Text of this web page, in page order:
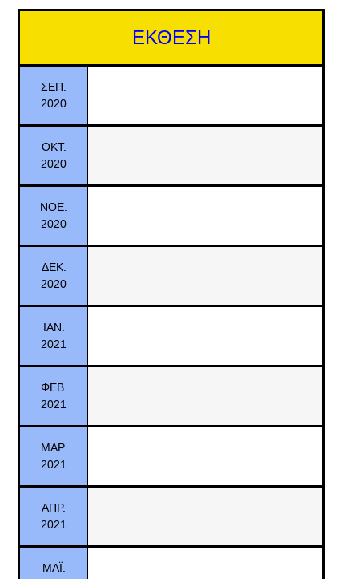
ΕΚΘΕΣΗ
ΣΕΠ.
2020
ΟΚΤ.
2020
ΝΟΕ.
2020
ΔΕΚ.
2020
ΙΑΝ.
2021
ΦΕΒ.
2021
ΜΑΡ.
2021
ΑΠΡ.
2021
ΜΑΪ.